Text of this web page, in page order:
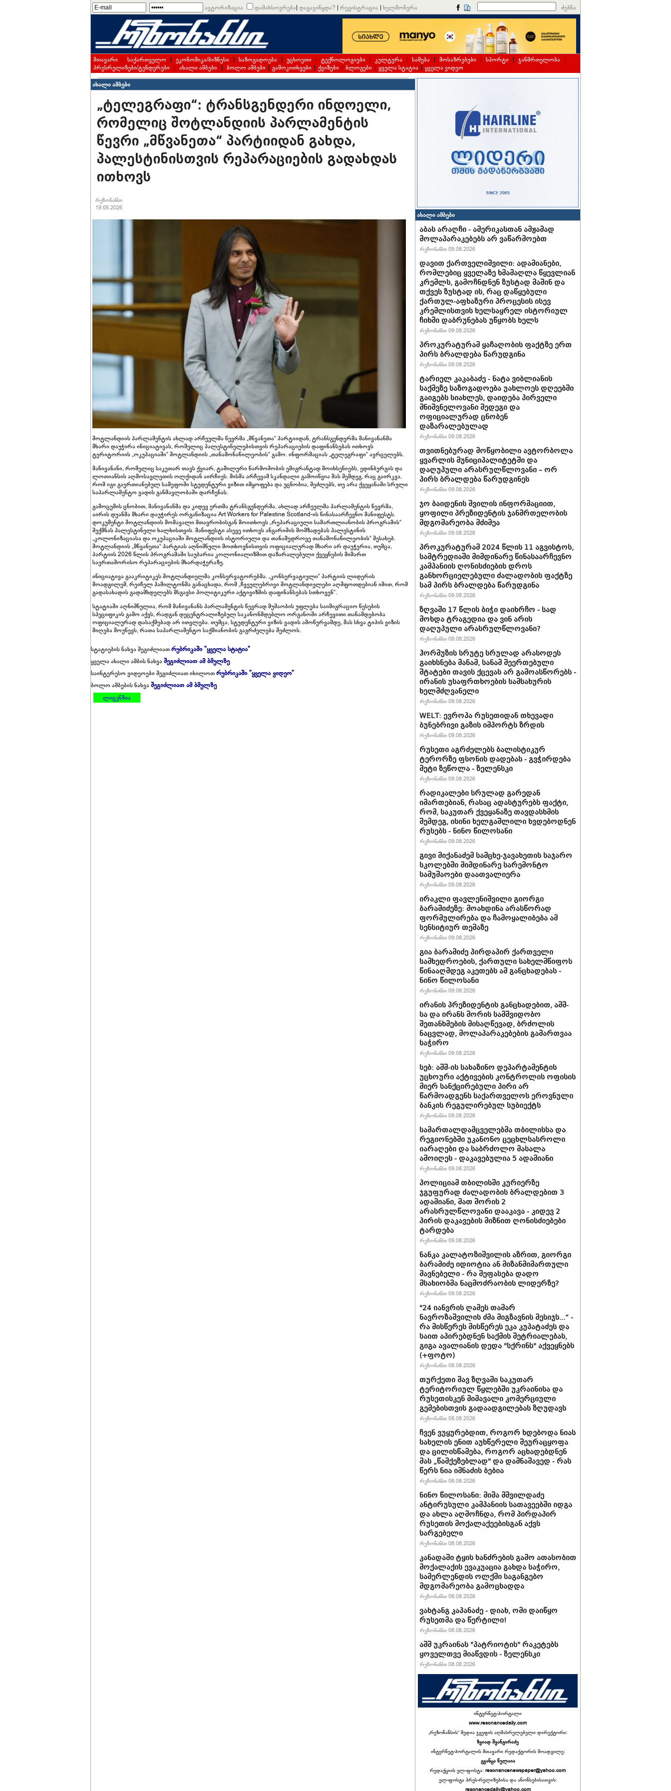
ავტორიზაცია დამახსოვრება| დაგავიწყდა? | რეგისტრაცია | ხელმოწერა ძებნა
მთავარი | საქართველო | ეკონომიკა/ბიზნესი | საზოგადოება | უცხოეთი | ტექნოლოგიები | კულტურა | სამება | მოსაზრებები | სპორტი | ჯანმრთელობა |
პრესრელიზები/ტენდერები | ახალი ამბები | ბოლო ამბები | გამოკითხვები | ქვიზები | ბლოგები | ყველა სტატია | ყველა ვიდეო
ახალი ამბები
„ტელეგრაფი“: ტრანსგენდერი ინდოელი,
რომელიც შოტლანდიის პარლამენტის
წევრი „მწვანეთა“ პარტიიდან გახდა,
პალესტინისთვის რეპარაციების გადახდას
ითხოვს
რეზონანსი
19.05.2026
შოტლანდიის პარლამენტის ახლად არჩეულმა წევრმა „მწვანეთა“ პარტიიდან, ტრანსგენდერმა მანივანანმა
მხარი დაუჭირა ინიციატივას, რომელიც პალესტინელებისთვის რეპარაციების დაფინანსებას ითხოვს
ტერიტორიის „ოკუპაციაში“ შოტლანდიის „თანამონაწილეობის“ გამო. ინფორმაციას „ტელეგრაფი“ ავრცელებს.
მანივანანი, რომელიც საკუთარ თავს ქვიარ, ტამილური წარმოშობის ემიგრანტად მოიხსენიებს, ედინბურგის და
ლოთიანსის აღმოსავლეთის ოლქიდან აირჩიეს. მისმა არჩევამ სკანდალი გამოიწვია მას შემდეგ, რაც გაირკვა,
რომ იგი გაერთიანებულ სამეფოში სტუდენტური ვიზით იმყოფება და უცნობია, შეძლებს, თუ არა ქვეყანაში სრული
საპარლამენტო ვადის განმავლობაში დარჩენას.
გამოცემის ცნობით, მანივანანმა და კიდევ ერთმა ტრანსგენდერმა, ახლად არჩეულმა პარლამენტის წევრმა,
აირის დუანმა მხარი დაუჭირეს ორგანიზაცია Art Workers for Palestine Scotland-ის წინასაარჩევნო მანიფესტს.
დოკუმენტი შოტლანდიის მომავალი მთავრობისგან მოითხოვს „რეპარაციული სამართლიანობის პროგრამის“
შექმნას პალესტინელი ხალხისთვის. მანიფესტი ასევე ითხოვს ანგარიშის მომზადებას პალესტინის
„კოლონიზაციასა და ოკუპაციაში შოტლანდიის ისტორიული და თანამედროვე თანამონაწილეობის“ შესახებ.
შოტლანდიის „მწვანეთა“ პარტიას აღნიშნული მოთხოვნისთვის ოფიციალურად მხარი არ დაუჭერია, თუმცა,
პარტიის 2026 წლის პროგრამაში საუბარია კოლონიალიზმით დაზარალებული ქვეყნების მიმართ
საერთაშორისო რეპარაციების მხარდაჭერაზე.
ინიციატივა გააკრიტიკეს შოტლანდიელმა კონსერვატორებმა. „კონსერვატიული“ პარტიის ლიდერის
მოადგილემ, რეიჩელ ჰამილტონმა განაცხადა, რომ „ჩვეულებრივი შოტლანდიელები აღშფოთდებიან იმით, რომ
გადასახადის გადამხდელებს მსგავსი პოლიტიკური აქტივიზმის დაფინანსებას სთხოვენ“.
სტატიაში აღნიშნულია, რომ მანივანანს პარლამენტის წევრად მუშაობის უფლება საიმიგრაციო წესების
სპეციფიკის გამო აქვს, რადგან დეცენტრალიზებულ საკანონმდებლო ორგანოში არჩევითი თანამდებობა
ოფიციალურად დასაქმებად არ ითვლება. თუმცა, სტუდენტური ვიზის ვადის ამოწურვამდე, მას სხვა ტიპის ვიზის
მიღება მოუწევს, რათა საპარლამენტო საქმიანობის გაგრძელება შეძლოს.
სტატიების ნახვა შეგიძლიათრუბრიკაში "ყველა სტატია"
ყველა ახალი ამბის ნახვაშეგიძლიათ ამ ბმულზე
საინტერესო ვიდეოები შეგიძლიათ იხილოთრუბრიკაში "ყველა ვიდეო"
ბოლო ამბების ნახვაშეგიძლიათ ამ ბმულზე
ლიცენზია
ახალი ამბები
აბას არაღჩი - ამერიკასთან ამჟამად
მოლაპარაკებებს არ ვაწარმოებთ
რეზონანსი 09.08.2026
დავით ქართველიშვილი: ადამიანები,
რომლებიც ყველაზე ხმამაღლა წყევლიან
კრემლს, გამოჩნდნენ ზუსტად მაშინ და
თქვეს ზუსტად ის, რაც დაწყებული
ქართულ-აფხაზური პროცესის ისევ
კრემლისთვის ხელსაყრელ ისტორიულ
ჩიხში დაბრუნებას უწყობს ხელს
რეზონანსი 09.08.2026
პროკურატურამ ყაჩაღობის ფაქტზე ერთ
პირს ბრალდება წარუდგინა
რეზონანსი 09.08.2026
ტარიელ კაკაბაძე - ნატა ვიბლიანის
საქმეზე საზოგადოება უახლოეს დღეებში
გაიგებს სიახლეს, დაიდება პირველი
მნიშვნელოვანი შედეგი და
ოფიციალურად ცნობენ
დაზარალებულად
რეზონანსი 09.08.2026
თვითნებურად მოწყობილი ავტორბოლა
ყვარლის მუნიციპალიტეტში და
დაღუპული არასრულწლოვანი – ორ
პირს ბრალდება წარუდგინეს
რეზონანსი 09.08.2026
ჯო ბაიდენის შვილის ინფორმაციით,
ყოფილი პრეზიდენტის ჯანმრთელობის
მდგომარეობა მძიმეა
რეზონანსი 09.08.2026
პროკურატურამ 2024 წლის 11 აგვისტოს,
სამტრედიაში მიმდინარე წინასაარჩევნო
კამპანიის ღონისძიების დროს
განხორციელებული ძალადობის ფაქტზე
სამ პირს ბრალდება წარუდგინა
რეზონანსი 09.08.2026
ზღვაში 17 წლის ბიჭი დაიხრჩო - სად
მოხდა ტრაგედია და ვინ არის
დაღუპული არასრულწლოვანი?
რეზონანსი 09.08.2026
ჰორმუზის სრუტე სრულად არასოდეს
გაიხსნება მანამ, სანამ შეერთებული
შტატები თავის ქცევას არ გამოასწორებს -
ირანის უსაფრთხოების სამსახურის
ხელმძღვანელი
რეზონანსი 09.08.2026
WELT: ევროპა რუსეთიდან თხევადი
ბუნებრივი გაზის იმპორტს ზრდის
რეზონანსი 09.08.2026
რუსეთი აგრძელებს ბალისტიკურ
ტერორზე ფსონის დადებას - გვჭირდება
მეტი ზეწოლა - ზელენსკი
რეზონანსი 09.08.2026
რადიკალები სრულად გარედან
იმართებიან, რასაც ადასტურებს ფაქტი,
რომ, საკუთარ ქვეყანაზე თავდასხმის
შემდეგ, ისინი ხელგაშლილი ხვდებოდნენ
რუსებს - ნინო წილოსანი
რეზონანსი 09.08.2026
გივი მიქანაძემ სამცხე-ჯავახეთის საჯარო
სკოლებში მიმდინარე სარემონტო
სამუშაოები დაათვალიერა
რეზონანსი 09.08.2026
ირაკლი ფავლენიშვილი გიორგი
ბარამიძეზე: მოახდინა არასწორად
ფორმულირება და ჩამოყალიბება ამ
სენსიტიურ თემაზე
რეზონანსი 09.08.2026
გია ბარამიძე პირდაპირ ქართველი
სამხედროების, ქართული სახელმწიფოს
წინააღმდეგ აკეთებს ამ განცხადებას -
ნინო წილოსანი
რეზონანსი 09.08.2026
ირანის პრეზიდენტის განცხადებით, აშშ-
სა და ირანს შორის სამშვიდობო
შეთანხმების მისაღწევად, ბრძოლის
ნაცვლად, მოლაპარაკებების გამართვაა
საჭირო
რეზონანსი 09.08.2026
სებ: აშშ-ის სახაზინო დეპარტამენტის
უცხოური აქტივების კონტროლის ოფისის
მიერ სანქცირებული პირი არ
წარმოადგენს საქართველოს ეროვნული
ბანკის რეგულირებულ სუბიექტს
რეზონანსი 09.08.2026
სამართალდამცველებმა თბილისსა და
რეგიონებში უკანონო ცეცხლსასროლი
იარაღები და საბრძოლო მასალა
ამოიღეს - დაკავებულია 5 ადამიანი
რეზონანსი 09.08.2026
პოლიციამ თბილისში კურიერზე
ჯგუფურად ძალადობის ბრალდებით 3
ადამიანი, მათ შორის 2
არასრულწლოვანი დააკავა - კიდევ 2
პირის დაკავების მიზნით ღონისძიებები
ტარდება
რეზონანსი 09.08.2026
ნანკა კალატოზიშვილის აზრით, გიორგი
ბარამიძე იდიოტია ან მი­ზან­მი­მარ­თუ­ლი
მავ­ნე­ბე­ლი - რა შეფასება დადო
მსახიობმა ნაცმოძრაობის ლიდერზე?
რეზონანსი 09.08.2026
"24 იანვრის ღამეს თამარ
ნავროზაშვილის ძმა მიგზავნის მესიჯს...“ -
რა მისწერეს მისწერეს ეკა კუპატაძეს და
საით აპირებდნენ საქმის შეტრიალებას,
გიგა ავალიანის დედა "სქრინს" აქვეყნებს
(+ფოტო)
რეზონანსი 08.08.2026
თურქეთი შავ ზღვაში საკუთარ
ტერიტორიულ წყლებში უკრაინისა და
რუსეთისკენ მიმავალი კომერციული
გემებისთვის გადაადგილებას ზღუდავს
რეზონანსი 08.08.2026
ჩვენ ვუყურებდით, როგორ ხდებოდა ნიას
სახელის ენით აუხწერელი შეურაცყოფა
და ცილისწამება, როგორ აცხადებდნენ
მას „წამქეზებლად" და დამნაშავედ - რას
წერს ნია იმნაძის ბებია
რეზონანსი 08.08.2026
ნინო წილოსანი: მიშა მშვილდაძე
ანტირუსული კამპანიის სათავეებში იდგა
და ახლა აღმოჩნდა, რომ პირდაპირ
რუსეთის მოქალაქეებისგან აქვს
სარგებელი
რეზონანსი 08.08.2026
კანადაში ტყის ხანძრების გამო ათასობით
მოქალაქის ევაკუაცია გახდა საჭირო,
სამერლენდის ოლქში საგანგებო
მდგომარეობა გამოცხადდა
რეზონანსი 08.08.2026
ვახტანგ კაპანაძე - დიახ, ომი დაიწყო
რუსეთმა და წერტილი!
რეზონანსი 08.08.2026
აშშ უკრაინას "პატრიოტის" რაკეტებს
ყოველთვე მიაწვდის - ზელენსკი
რეზონანსი 08.08.2026
ინტერნეტ-პორტალი
www.resonancedaily.com
„რეზონანსის“ მედია ჯგუფის აღმასრულებელი დირექტორი:
ზვიად შვანგირაძე
ინტერნეტ-პორტალის მთავარი რედაქტორის მოადგილე:
გვანცა წულაია
რედაქციის ელ-ფოსტა: resonancenewspaper@yahoo.com
ელ-ფოსტა პრეს-რელიზებისა და ანონსებისათვის:
resonancedaily@yahoo.com